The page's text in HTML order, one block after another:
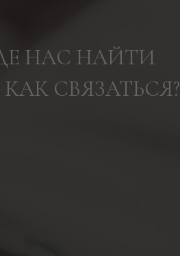
НАС НАЙТИ
СВЯЗАТЬСЯ?